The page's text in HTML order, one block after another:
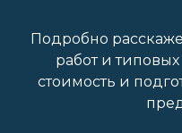
Подробно
работ и
стоимость и